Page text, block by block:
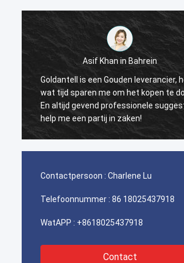
Asif Khan in Bahrein
Goldantell is een Gouden leverancier, heel
wat tijd sparen me om het kopen te doen!
En altijd gevend professionele suggestie,
help me een partij in zaken!
Contactpersoon : Charlene Lu
Telefoonnummer : 86 18025437918
WatAPP : +8618025437918
Contact